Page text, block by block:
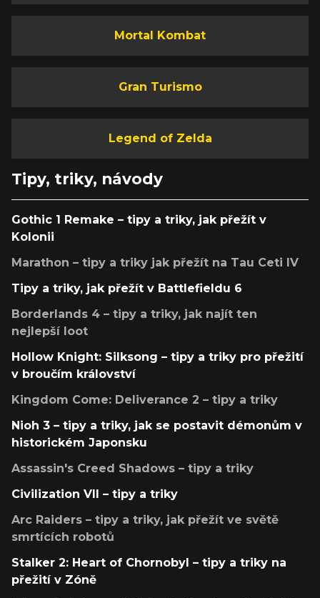
Mortal Kombat
Gran Turismo
Legend of Zelda
Tipy, triky, návody
Gothic 1 Remake – tipy a triky, jak přežít v
Kolonii
Marathon – tipy a triky jak přežít na Tau Ceti IV
Tipy a triky, jak přežít v Battlefieldu 6
Borderlands 4 – tipy a triky, jak najít ten
nejlepší loot
Hollow Knight: Silksong – tipy a triky pro přežití
v broučím království
Kingdom Come: Deliverance 2 – tipy a triky
Nioh 3 – tipy a triky, jak se postavit démonům v
historickém Japonsku
Assassin's Creed Shadows – tipy a triky
Civilization VII – tipy a triky
Arc Raiders – tipy a triky, jak přežít ve světě
smrtících robotů
Stalker 2: Heart of Chornobyl – tipy a triky na
přežití v Zóně